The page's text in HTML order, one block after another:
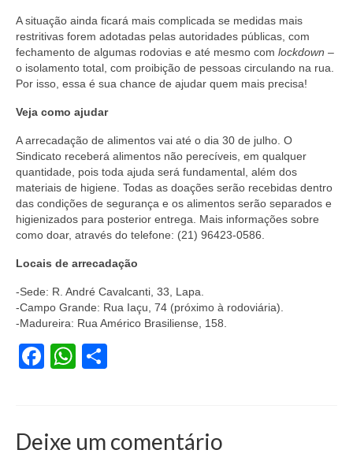
EMPRESAS
Boletos
Seja um conveniado
COMUNICAÇÃO
PESQUISA 6×1
A situação ainda ficará mais complicada se medidas mais
restritivas forem adotadas pelas autoridades públicas, com
fechamento de algumas rodovias e até mesmo com lockdown –
o isolamento total, com proibição de pessoas circulando na rua.
Por isso, essa é sua chance de ajudar quem mais precisa!
Veja como ajudar
A arrecadação de alimentos vai até o dia 30 de julho. O
Sindicato receberá alimentos não perecíveis, em qualquer
quantidade, pois toda ajuda será fundamental, além dos
materiais de higiene. Todas as doações serão recebidas dentro
das condições de segurança e os alimentos serão separados e
higienizados para posterior entrega. Mais informações sobre
como doar, através do telefone: (21) 96423-0586.
Locais de arrecadação
-Sede: R. André Cavalcanti, 33, Lapa.
-Campo Grande: Rua Iaçu, 74 (próximo à rodoviária).
-Madureira: Rua Américo Brasiliense, 158.
Facebook
WhatsApp
Deixe um comentário